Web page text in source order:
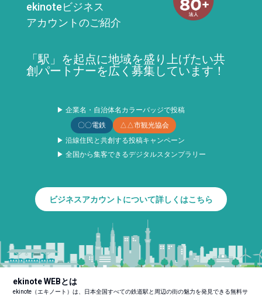
ekinoteビジネス
アカウントのご紹介
「駅」を起点に地域を盛り上げたい共
創パートナーを広く募集しています！
▶ 企業名・自治体名カラーバッジで投稿
〇〇電鉄
△△市観光協会
▶ 沿線住民と共創する投稿キャンペーン
▶ 全国から集客できるデジタルスタンプラリー
ビジネスアカウントについて詳しくはこちら
ekinote WEBとは
ekinote（エキノート）は、日本全国すべての鉄道駅と周辺の街の魅力を発見できる無料サ